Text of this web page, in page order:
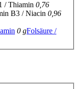
/ Thiamin 0,76
B3 / Niacin 0,96
0 gFolsäure /